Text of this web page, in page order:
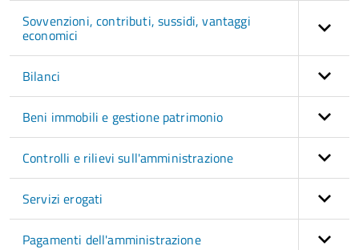
Sovvenzioni, contributi, sussidi, vantaggi
economici
Bilanci
Beni immobili e gestione patrimonio
Controlli e rilievi sull'amministrazione
Servizi erogati
Pagamenti dell'amministrazione